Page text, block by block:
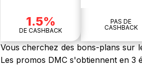
1.5%
DE CASHBACK
PAS DE
CASHBACK
Vous cherchez des bons-plans sur
Les promos DMC s'obtiennent en 3